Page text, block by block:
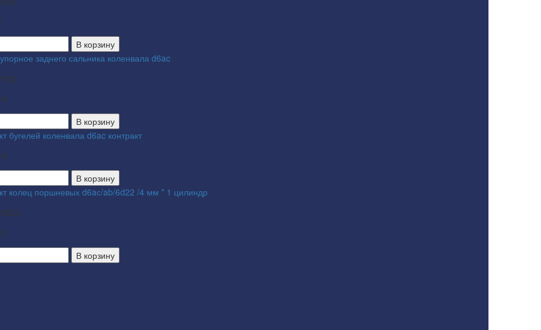
В корзину
заднего сальника коленвала d6ac
В корзину
бугелей коленвала d6ac контракт
В корзину
колец поршневых d6aс/ab/6d22 /4 мм * 1 цилиндр
В корзину